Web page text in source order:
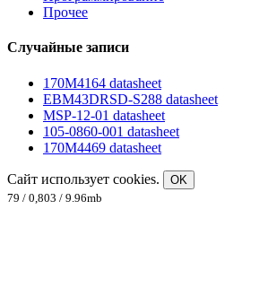
Прочее
Случайные записи
170M4164 datasheet
EBM43DRSD-S288 datasheet
MSP-12-01 datasheet
105-0860-001 datasheet
170M4469 datasheet
Сайт использует cookies.
OK
79 / 0,803 / 9.96mb